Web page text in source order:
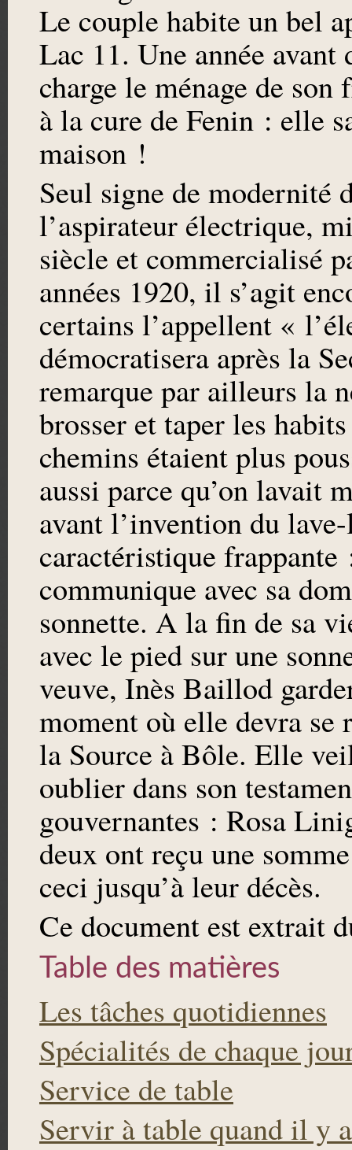
Le couple habite un bel
Lac 11. Une année
charge le ménage de
à la cure de Fenin : elle
maison !
Seul signe de modernité
l’aspirateur électrique,
siècle et commercialisé
années 1920, il s’agit
certains l’appellent «
démocratisera après la
remarque par ailleurs la
brosser et taper les
chemins étaient plus
aussi parce qu’on lavait
avant l’invention du
caractéristique
communique avec sa
sonnette. A la fin de sa
avec le pied sur une
veuve, Inès Baillod
moment où elle devra se
la Source à Bôle. Elle
oublier dans son
gouvernantes : Rosa
deux ont reçu une
ceci jusqu’à leur décès.
Ce document est extrait
Table des matières
Les tâches quotidiennes
Spécialités de chaque
Service de table
Servir à table quand il y